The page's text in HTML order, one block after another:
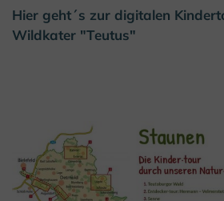
Hier geht´s zur digitalen
Wildkater "Teutus"